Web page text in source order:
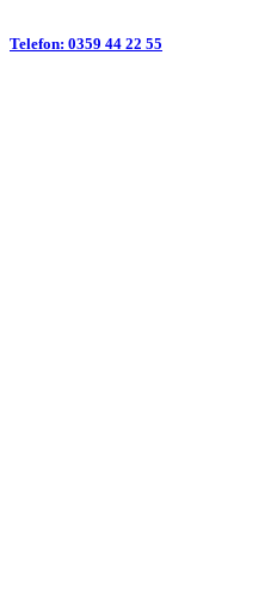
Telefon: 0359 44 22 55